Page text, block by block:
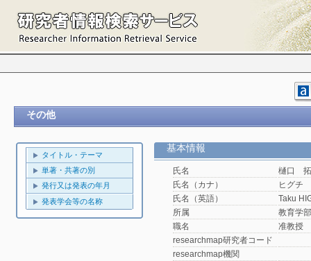
その他
タイトル・テーマ
単著・共著の別
発行又は発表の年月
発表学会等の名称
基本情報
氏名
樋口 拓
氏名（カナ）
ヒグチ
氏名（英語）
Taku
所属
教育学
職名
准教授
researchmap研究者コード
researchmap機関